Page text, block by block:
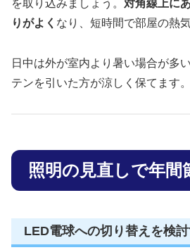
を取り込みましょう。 対角線上に
りがよく なり、短時間で部屋の熱
日中は外が室内より暑い場合が多
テンを引いた方が涼しく保てます。
照明の見直しで年間
LED電球への切り替えを検